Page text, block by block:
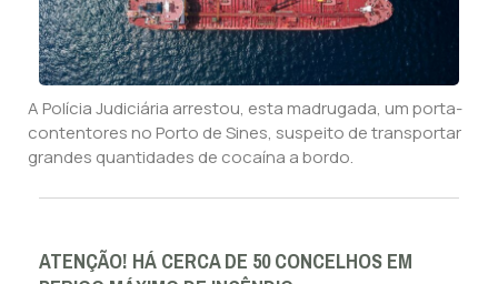
A Polícia Judiciária arrestou, esta madrugada, um porta-
contentores no Porto de Sines, suspeito de transportar
grandes quantidades de cocaína a bordo.
ATENÇÃO! HÁ CERCA DE 50 CONCELHOS EM